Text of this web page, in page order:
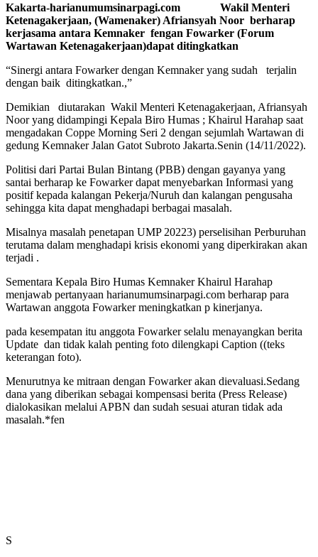
Kakarta-harianumumsinarpagi.com Wakil Menteri
Ketenagakerjaan, (Wamenaker) Afriansyah Noor berharap
kerjasama antara Kemnaker fengan Fowarker (Forum
Wartawan Ketenagakerjaan)dapat ditingkatkan
“Sinergi antara Fowarker dengan Kemnaker yang sudah terjalin
dengan baik ditingkatkan.,”
Demikian diutarakan Wakil Menteri Ketenagakerjaan, Afriansyah
Noor yang didampingi Kepala Biro Humas ; Khairul Harahap saat
mengadakan Coppe Morning Seri 2 dengan sejumlah Wartawan di
gedung Kemnaker Jalan Gatot Subroto Jakarta.Senin (14/11/2022).
Politisi dari Partai Bulan Bintang (PBB) dengan gayanya yang
santai berharap ke Fowarker dapat menyebarkan Informasi yang
positif kepada kalangan Pekerja/Nuruh dan kalangan pengusaha
sehingga kita dapat menghadapi berbagai masalah.
Misalnya masalah penetapan UMP 20223) perselisihan Perburuhan
terutama dalam menghadapi krisis ekonomi yang diperkirakan akan
terjadi .
Sementara Kepala Biro Humas Kemnaker Khairul Harahap
menjawab pertanyaan harianumumsinarpagi.com berharap para
Wartawan anggota Fowarker meningkatkan p kinerjanya.
pada kesempatan itu anggota Fowarker selalu menayangkan berita
Update dan tidak kalah penting foto dilengkapi Caption ((teks
keterangan foto).
Menurutnya ke mitraan dengan Fowarker akan dievaluasi.Sedang
dana yang diberikan sebagai kompensasi berita (Press Release)
dialokasikan melalui APBN dan sudah sesuai aturan tidak ada
masalah.*fen
S